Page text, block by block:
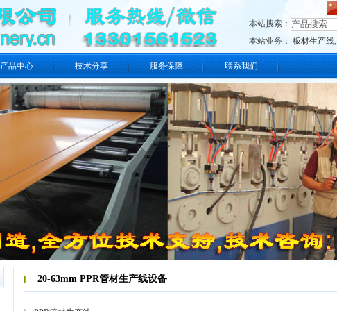
本站搜索：
本站业务： 板材生产线,
产品中心 技术分享 服务保障 联系我们
20-63mm PPR管材生产线设备